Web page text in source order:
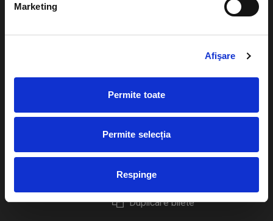
Marketing
Afişare
Permite toate
Permite selecția
Respinge
Cum comand bilete?
Plata online sau cash
eBilet printat acasa
Livrare prin curier
Returnare bilete
Duplicare bilete
Evenimente
festivaluri
Pentru copii